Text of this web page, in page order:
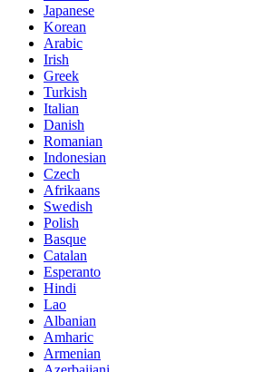
Japanese
Korean
Arabic
Irish
Greek
Turkish
Italian
Danish
Romanian
Indonesian
Czech
Afrikaans
Swedish
Polish
Basque
Catalan
Esperanto
Hindi
Lao
Albanian
Amharic
Armenian